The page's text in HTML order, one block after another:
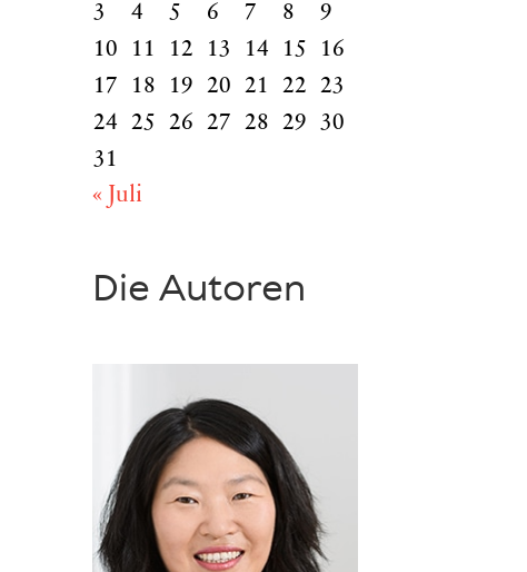
3
4 5 6 7 8
9
10
11 12 13 14 15
16
17
18 19 20 21 22
23
24
25 26 27 28 29
30
31
« Juli
Die Autoren